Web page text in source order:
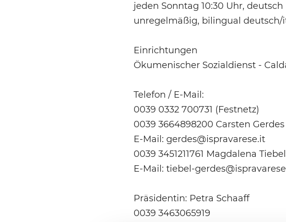
jeden Sonntag 10:30 Uhr, deutsch
unregelmäßig, bilingual deutsch/
Einrichtungen
Ökumenischer Sozialdienst -
Telefon / E-Mail:
0039 0332 700731 (Festnetz)
0039 3664898200 Carsten Gerdes
E-Mail: gerdes@ispravarese.it
0039 3451211761 Magdalena
E-Mail: tiebel-
Präsidentin: Petra Schaaff
0039 3463065919